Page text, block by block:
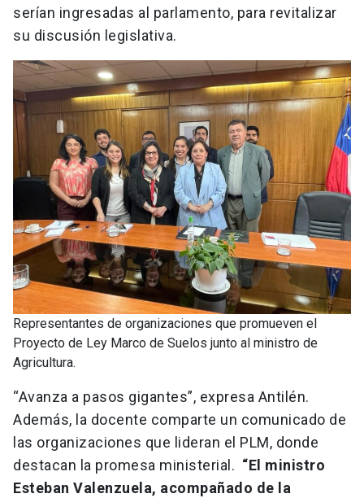
serían ingresadas al parlamento, para revitalizar
su discusión legislativa.
Representantes de organizaciones que promueven el
Proyecto de Ley Marco de Suelos junto al ministro de
Agricultura.
“Avanza a pasos gigantes”, expresa Antilén.
Además, la docente comparte un comunicado de
las organizaciones que lideran el PLM, donde
destacan la promesa ministerial. “El ministro
Esteban Valenzuela, acompañado de la